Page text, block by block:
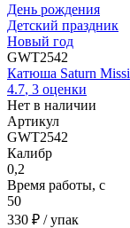
День рождения
Детский праздник
Новый год
GWT2542
Катюша Saturn
4.7, 3 оценки
Нет в наличии
Артикул
GWT2542
Калибр
0,2
Время работы, с
50
330 ₽ / упак